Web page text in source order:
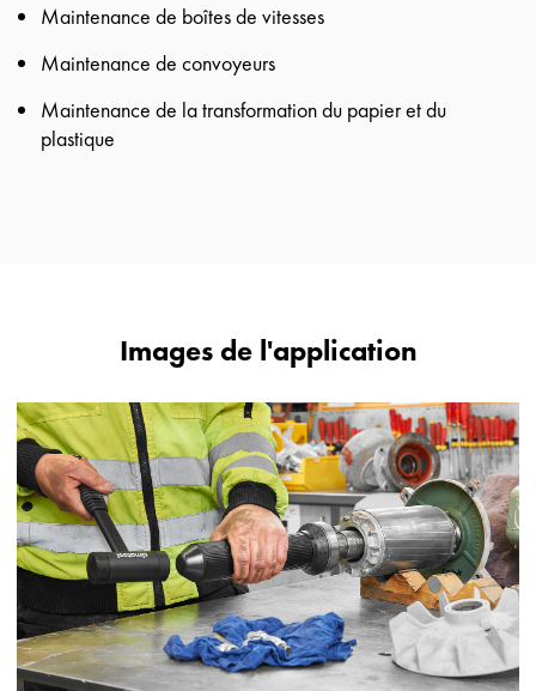
Maintenance de boîtes de vitesses
Maintenance de convoyeurs
Maintenance de la transformation du papier et du
plastique
Images de l'application